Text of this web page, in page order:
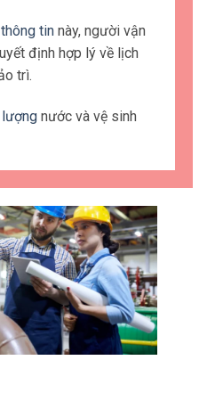
thông tin này, người vận
định hợp lý về lịch
trì.
nước và vệ sinh